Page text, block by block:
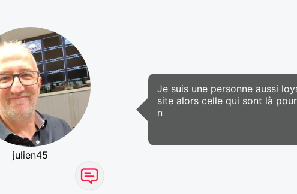
julien45
Je suis une personne aussi
site alors celle qui sont là
n